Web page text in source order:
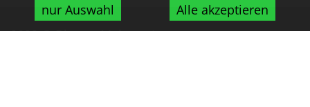
nur Auswahl Alle akzeptieren
2022 © Bistum Mainz
Impressum